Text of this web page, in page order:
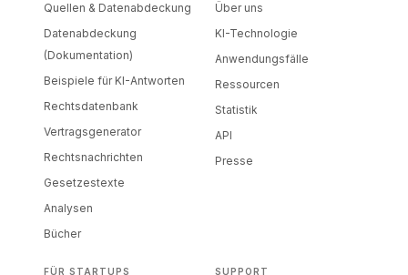
Quellen & Datenabdeckung
Datenabdeckung
(Dokumentation)
Beispiele für KI-Antworten
Rechtsdatenbank
Vertragsgenerator
Rechtsnachrichten
Gesetzestexte
Analysen
Bücher
Über uns
KI-Technologie
Anwendungsfälle
Ressourcen
Statistik
API
Presse
FÜR STARTUPS SUPPORT